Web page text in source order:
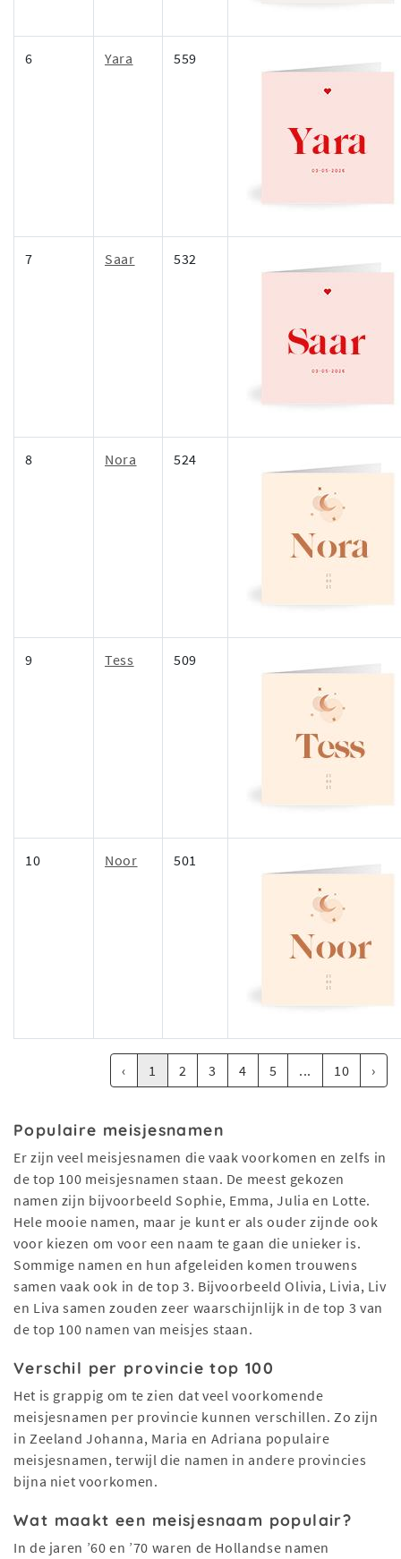
6 Yara 559
7 Saar 532
8 Nora 524
9 Tess 509
10 Noor 501
‹ 1 2 3 4 5 ... 10 ›
Populaire meisjesnamen
Er zijn veel meisjesnamen die vaak voorkomen en zelfs in
de top 100 meisjesnamen staan. De meest gekozen
namen zijn bijvoorbeeld Sophie, Emma, Julia en Lotte.
Hele mooie namen, maar je kunt er als ouder zijnde ook
voor kiezen om voor een naam te gaan die unieker is.
Sommige namen en hun afgeleiden komen trouwens
samen vaak ook in de top 3. Bijvoorbeeld Olivia, Livia, Liv
en Liva samen zouden zeer waarschijnlijk in de top 3 van
de top 100 namen van meisjes staan.
Verschil per provincie top 100
Het is grappig om te zien dat veel voorkomende
meisjesnamen per provincie kunnen verschillen. Zo zijn
in Zeeland Johanna, Maria en Adriana populaire
meisjesnamen, terwijl die namen in andere provincies
bijna niet voorkomen.
Wat maakt een meisjesnaam populair?
In de jaren ’60 en ’70 waren de Hollandse namen